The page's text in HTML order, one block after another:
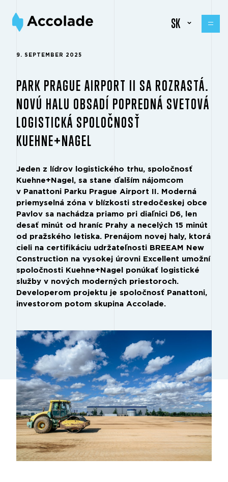
SK
9. SEPTEMBER 2025
PARK PRAGUE AIRPORT II SA ROZRASTÁ.
NOVÚ HALU OBSADÍ POPREDNÁ SVETOVÁ
LOGISTICKÁ SPOLOČNOSŤ
KUEHNE+NAGEL
Jeden z lídrov logistického trhu, spoločnosť
Kuehne+Nagel, sa stane ďalším nájomcom
v Panattoni Parku Prague Airport II. Moderná
priemyselná zóna v blízkosti stredočeskej obce
Pavlov sa nachádza priamo pri diaľnici D6, len
desať minút od hraníc Prahy a necelých 15 minút
od pražského letiska. Prenájom novej haly, ktorá
cieli na certifikáciu udržateľnosti BREEAM New
Construction na vysokej úrovni Excellent umožní
spoločnosti Kuehne+Nagel ponúkať logistické
služby v nových moderných priestoroch.
Developerom projektu je spoločnosť Panattoni,
investorom potom skupina Accolade.